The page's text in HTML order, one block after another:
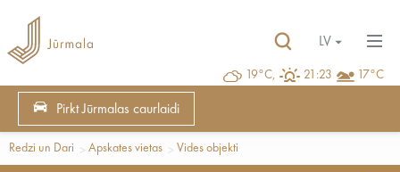
19°C, 21:23 17°C
LV
Pirkt Jūrmalas caurlaidi
Redzi un Dari Apskates vietas Vides objekti